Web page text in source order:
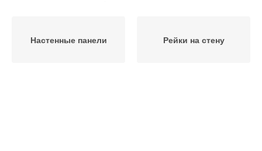
Настенные панели Рейки на стену